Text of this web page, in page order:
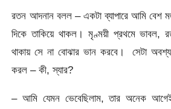
রতন আদনান বলল – একটা ব্যাপারে আমি বেশ
দিকে তাকিয়ে থাকল। মৃণ্ময়ী প্রথমে ভাবল,
থাকায় সে না বোঝার ভান করবে। সেটা অবশ্য
করল – কী, স্যার?
– আমি যেমন ভেবেছিলাম, তার অনেক